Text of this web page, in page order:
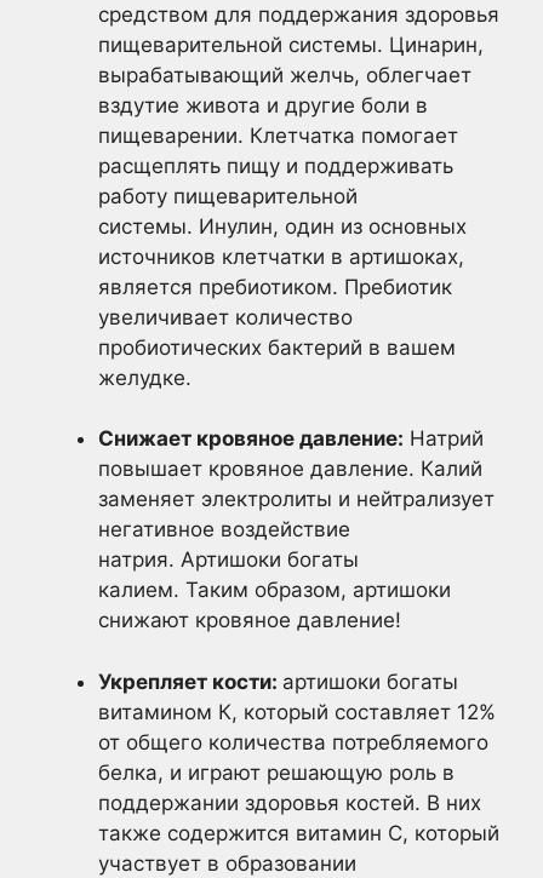
средством для поддержания здоровья
пищеварительной системы. Цинарин,
вырабатывающий желчь, облегчает
вздутие живота и другие боли в
пищеварении. Клетчатка помогает
расщеплять пищу и поддерживать
работу пищеварительной
системы. Инулин, один из основных
источников клетчатки в артишоках,
является пребиотиком. Пребиотик
увеличивает количество
пробиотических бактерий в вашем
желудке.
Снижает кровяное давление: Натрий
повышает кровяное давление. Калий
заменяет электролиты и нейтрализует
негативное воздействие
натрия. Артишоки богаты
калием. Таким образом, артишоки
снижают кровяное давление!
Укрепляет кости: артишоки богаты
витамином К, который составляет 12%
от общего количества потребляемого
белка, и играют решающую роль в
поддержании здоровья костей. В них
также содержится витамин С, который
участвует в образовании